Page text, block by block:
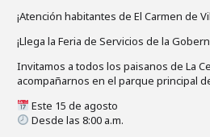
¡Atención habitantes de El Carmen de
¡Llega la Feria de Servicios de la
Invitamos a todos los paisanos de La
acompañarnos en el parque principal
Este 15 de agosto
Desde las 8:00 a.m.